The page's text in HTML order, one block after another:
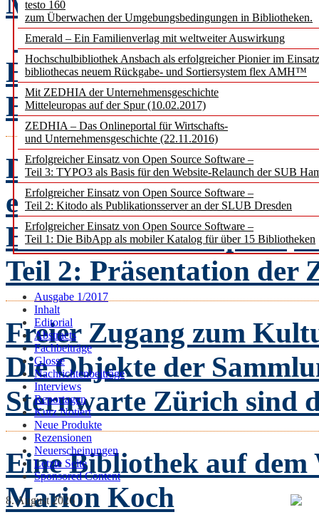
testo 160
zum Überwachen der Umgebungsbedingungen in Bibliotheken.
Emerald – Ein Familienverlag mit weltweiter Auswirkung
Hochschulbibliothek Ansbach als erfolgreicher Pionier im
bibliothecas neuem Rückgabe- und Sortiersystem flex AMH™
Mit ZEDHIA der Unternehmensgeschichte
Mitteleuropas auf der Spur (10.02.2017)
ZEDHIA – Das Onlineportal für Wirtschafts-
und Unternehmensgeschichte (22.11.2016)
Erfolgreicher Einsatz von Open Source Software –
Teil 3: TYPO3 als Basis für den Website-Relaunch der SUB
Erfolgreicher Einsatz von Open Source Software –
Teil 2: Kitodo als Publikationsserver an der SLUB Dresden
Erfolgreicher Einsatz von Open Source Software –
Teil 1: Die BibApp als mobiler Katalog für über 15 Bibliotheken
Ausgabe 1/2017
Inhalt
Editorial
Abstracts
Fachbeiträge
Glosse
Nachrichtenbeiträge
Interviews
Reportagen
Kurz Notiert
Neue Produkte
Rezensionen
Neuerscheinungen
Letzte Seite
Sponsored Content
8. August 2026
Erica Pfister, Barbara
Ein Praxisbericht zu
ETH-Bibliothek
Das Projekt „Vorwärts
elektronische
Ein Werkstatt-Report
Teil 2: Präsentation der
Freier Zugang zum
Die Objekte der
Sternwarte Zürich sind
Eine Bibliothek auf dem
Marion Koch